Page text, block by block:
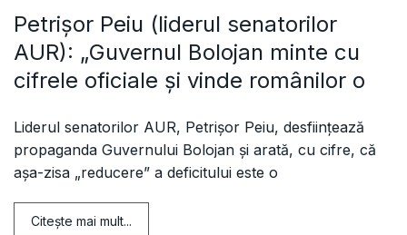
Petrișor Peiu (liderul senatorilor
AUR): „Guvernul Bolojan minte cu
cifrele oficiale și vinde românilor o
Liderul senatorilor AUR, Petrișor Peiu, desființează
propaganda Guvernului Bolojan și arată, cu cifre, că
așa-zisa „reducere” a deficitului este o
Citeşte mai mult...